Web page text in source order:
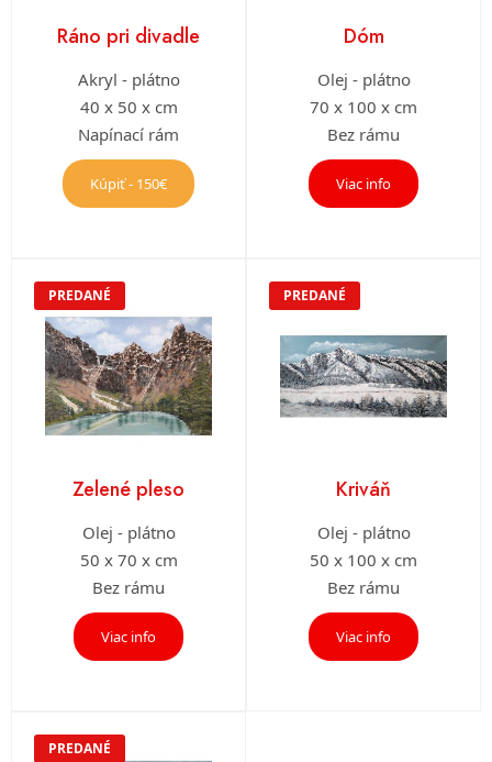
Ráno pri divadle
Akryl - plátno
40 x 50 x cm
Napínací rám
Kúpiť - 150€
Dóm
Olej - plátno
70 x 100 x cm
Bez rámu
Viac info
PREDANÉ
Zelené pleso
Olej - plátno
50 x 70 x cm
Bez rámu
Viac info
PREDANÉ
Kriváň
Olej - plátno
50 x 100 x cm
Bez rámu
Viac info
PREDANÉ